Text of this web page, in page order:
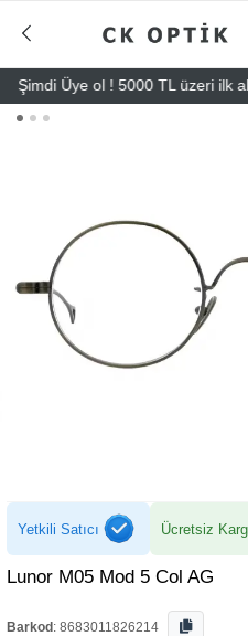
Üye ol ! 5000 TL üzeri ilk
Yetkili Satıcı Ücretsiz
Lunor M05 Mod 5 Col AG
Barkod : 8683011826214